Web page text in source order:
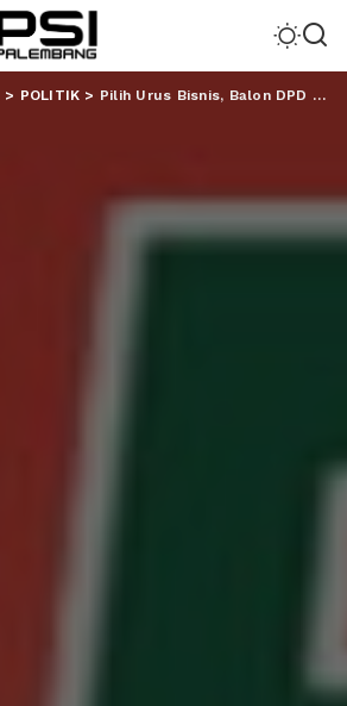
> POLITIK > Pilih Urus Bisnis, Balon DPD RI Ini Mundur